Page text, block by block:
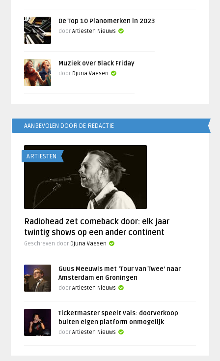
De Top 10 Pianomerken in 2023
doorArtiesten Nieuws
Muziek over Black Friday
door Djuna Vaesen
AANBEVOLEN DOOR DE REDACTIE
ARTIESTEN
Radiohead zet comeback door: elk jaar
twintig shows op een ander continent
Geschreven door Djuna Vaesen
Guus Meeuwis met ‘Tour van Twee’ naar
Amsterdam en Groningen
doorArtiesten Nieuws
Ticketmaster speelt vals: doorverkoop
buiten eigen platform onmogelijk
doorArtiesten Nieuws